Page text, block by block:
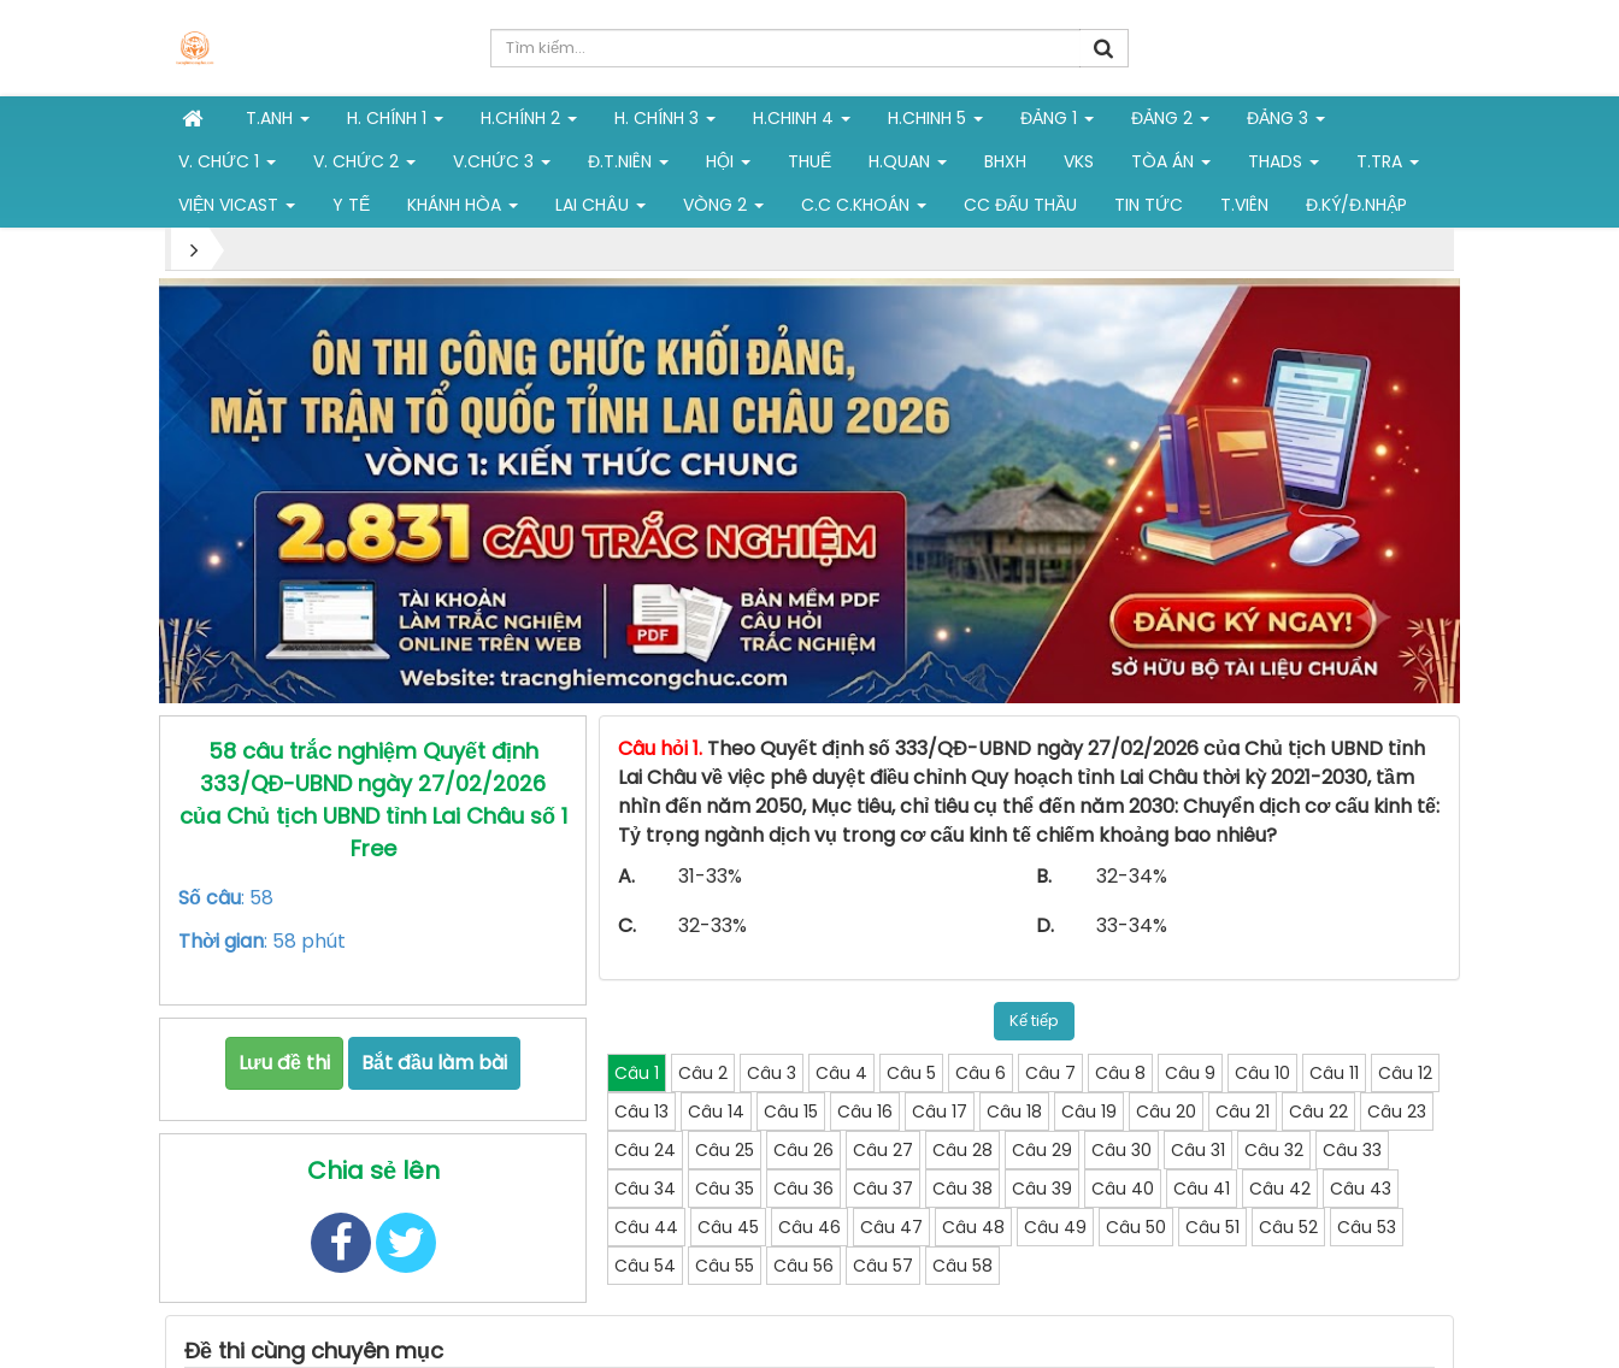
T.ANH H. CHÍNH 1 H.CHÍNH 2 H. CHÍNH 3 H.CHINH 4 H.CHINH 5 ĐẢNG 1 ĐẢNG 2
ĐẢNG 3
V. CHỨC 1
V. CHỨC 2 V.CHỨC 3 Đ.T.NIÊN HỘI THUẾ H.QUAN BHXH VKS TÒA ÁN THADS
T.TRA
VIỆN VICAST
Y TẾ KHÁNH HÒA LAI CHÂU VÒNG 2 C.C C.KHOÁN CC ĐẤU THẦU TIN TỨC T.VIÊN Đ.KÝ/Đ.NHẬP
58 câu trắc nghiệm Quyết định
333/QĐ-UBND ngày 27/02/2026
của Chủ tịch UBND tỉnh Lai Châu số 1
Free
Số câu: 58
Thời gian: 58 phút
Lưu đề thi Bắt đầu làm bài
Chia sẻ lên
Câu hỏi 1. Theo Quyết định số 333/QĐ-UBND ngày 27/02/2026 của Chủ tịch UBND tỉnh
Lai Châu về việc phê duyệt điều chỉnh Quy hoạch tỉnh Lai Châu thời kỳ 2021-2030, tầm
nhìn đến năm 2050, Mục tiêu, chỉ tiêu cụ thể đến năm 2030: Chuyển dịch cơ cấu kinh tế:
Tỷ trọng ngành dịch vụ trong cơ cấu kinh tế chiếm khoảng bao nhiêu?
A.
31-33% B.
32-34%
C.
32-33% D. 33-34%
Kế tiếp
Câu 1 Câu 2 Câu 3 Câu 4 Câu 5 Câu 6 Câu 7 Câu 8 Câu 9 Câu 10 Câu 11
Câu 12
Câu 13
Câu 14 Câu 15 Câu 16 Câu 17 Câu 18 Câu 19 Câu 20 Câu 21 Câu 22
Câu 23
Câu 24
Câu 25 Câu 26 Câu 27 Câu 28 Câu 29 Câu 30 Câu 31 Câu 32
Câu 33
Câu 34
Câu 35 Câu 36 Câu 37 Câu 38 Câu 39 Câu 40 Câu 41 Câu 42
Câu 43
Câu 44
Câu 45 Câu 46 Câu 47 Câu 48 Câu 49 Câu 50 Câu 51 Câu 52
Câu 53
Câu 54
Câu 55 Câu 56 Câu 57 Câu 58
Đề thi cùng chuyên mục